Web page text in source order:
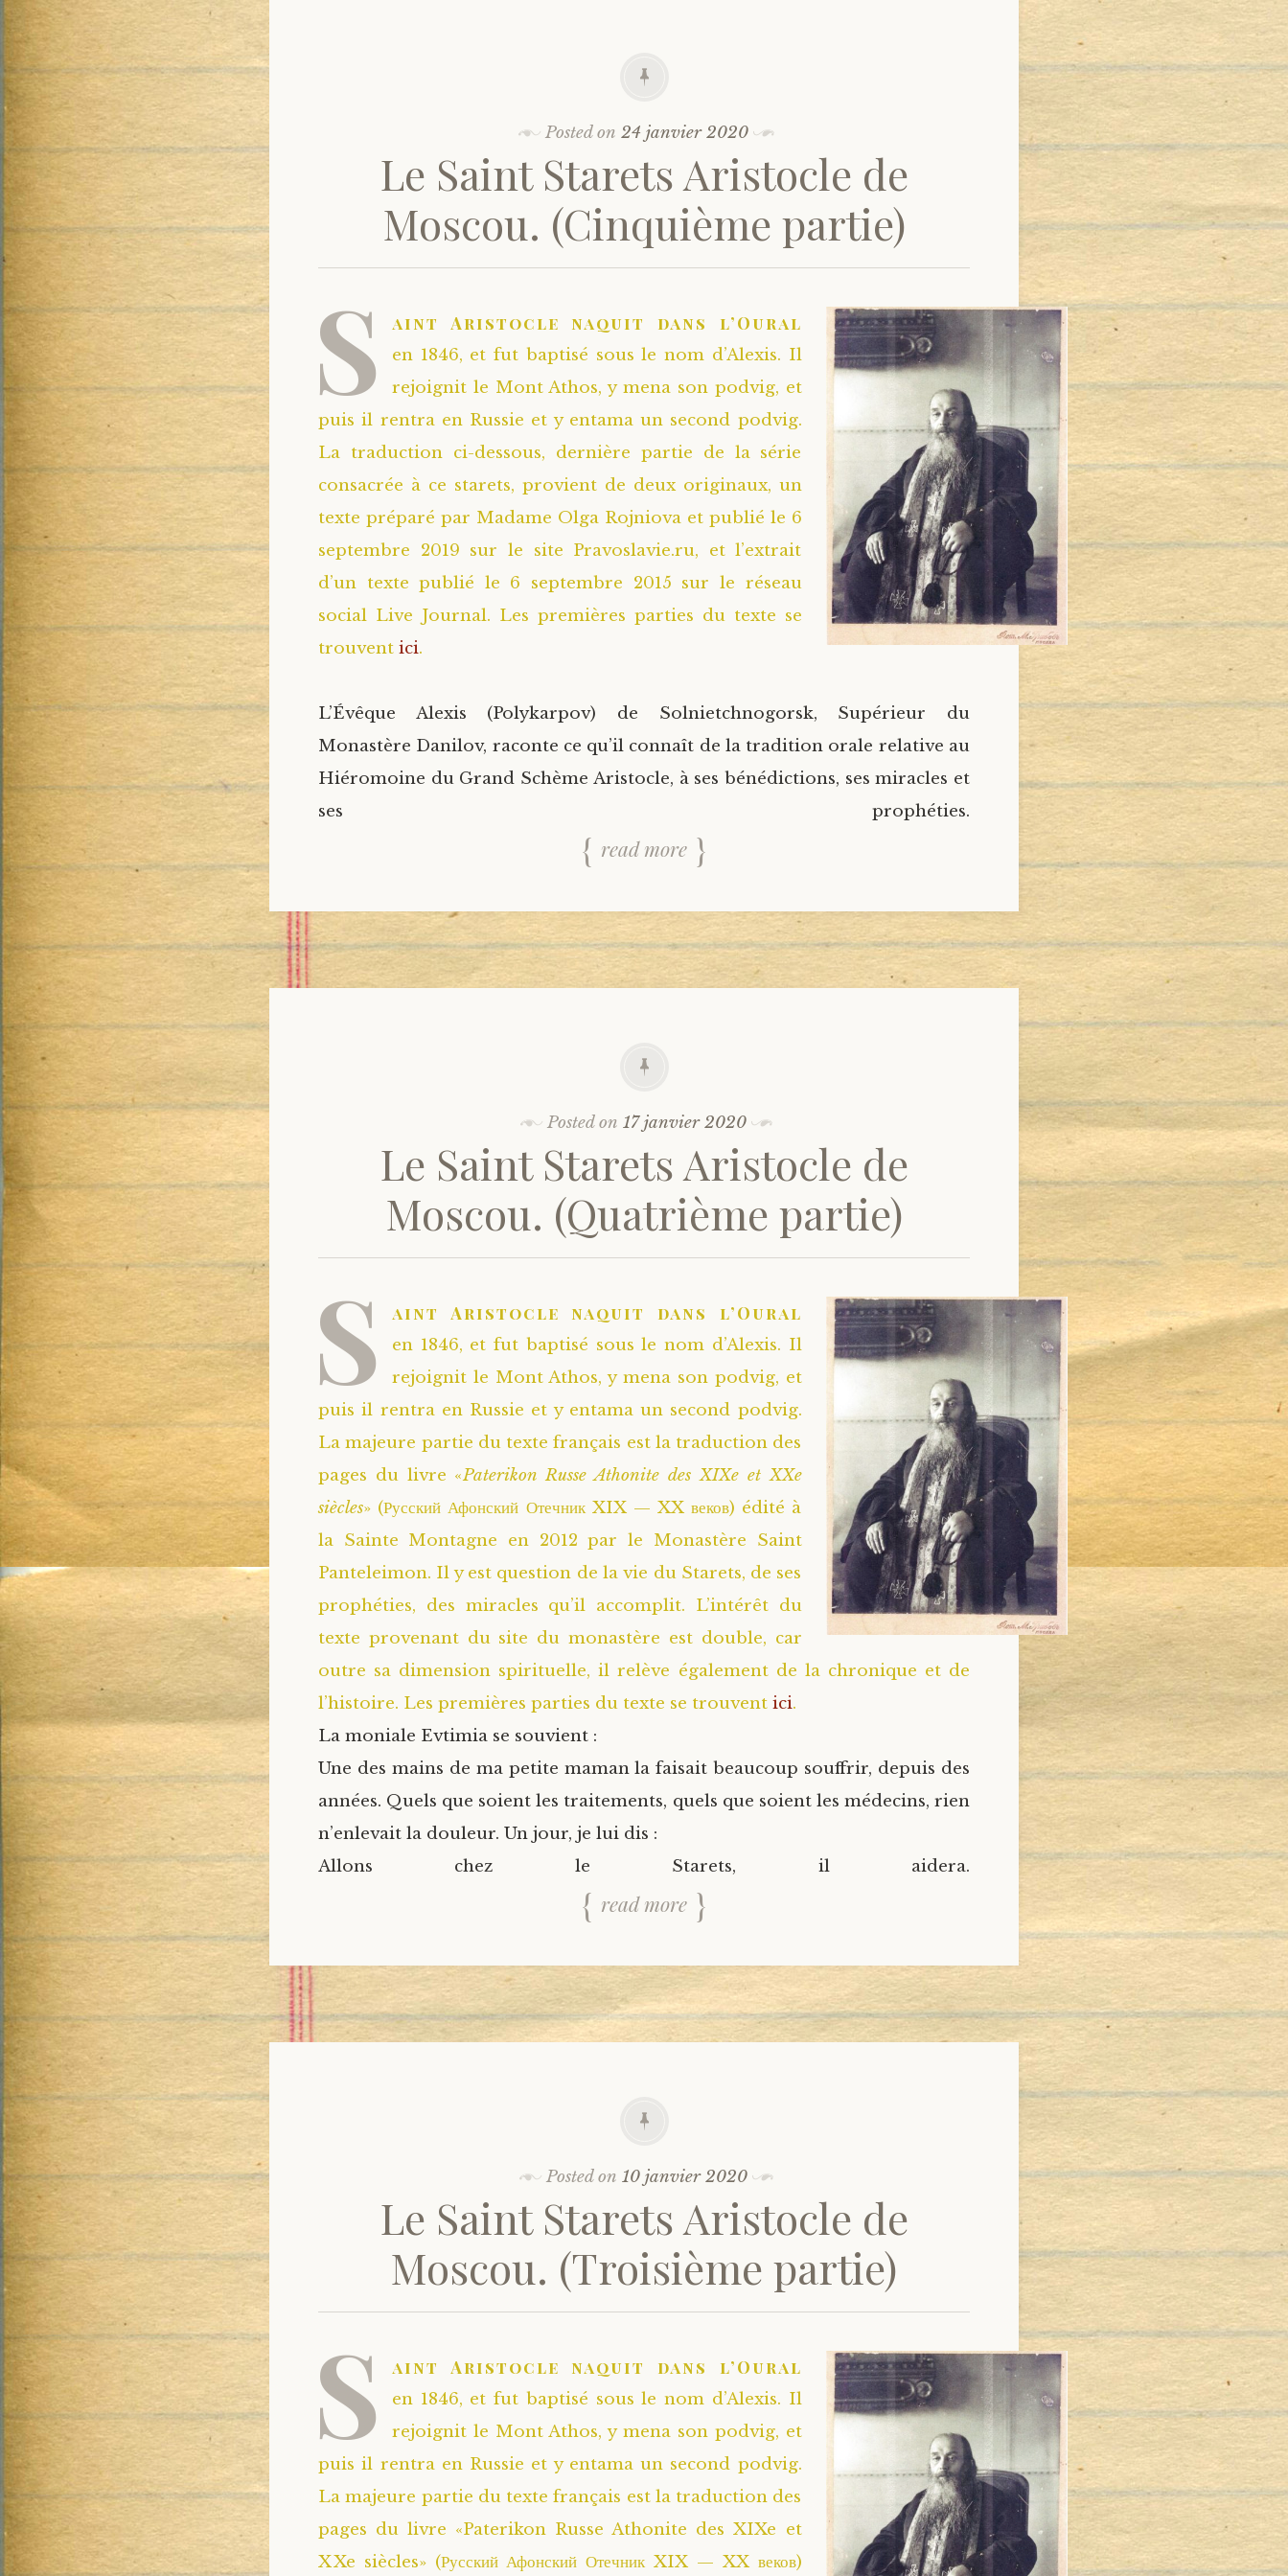
Posted on24 janvier 2020
Le Saint Starets Aristocle de
Moscou. (Cinquième partie)
S aint Aristocle naquit dans l’Oural
en 1846, et fut baptisé sous le nom d’Alexis. Il
rejoignit le Mont Athos, y mena son podvig, et
puis il rentra en Russie et y entama un second podvig.
La traduction ci-dessous, dernière partie de la série
consacrée à ce starets, provient de deux originaux, un
texte préparé par Madame Olga Rojniova et publié le 6
septembre 2019 sur le site Pravoslavie.ru, et l’extrait
d’un texte publié le 6 septembre 2015 sur le réseau
social Live Journal. Les premières parties du texte se
trouvent ici.
L’Évêque Alexis (Polykarpov) de Solnietchnogorsk, Supérieur du
Monastère Danilov, raconte ce qu’il connaît de la tradition orale relative au
Hiéromoine du Grand Schème Aristocle, à ses bénédictions, ses miracles et
ses prophéties.
read more
Posted on17 janvier 2020
Le Saint Starets Aristocle de
Moscou. (Quatrième partie)
S aint Aristocle naquit dans l’Oural
en 1846, et fut baptisé sous le nom d’Alexis. Il
rejoignit le Mont Athos, y mena son podvig, et
puis il rentra en Russie et y entama un second podvig.
La majeure partie du texte français est la traduction des
pages du livre «Paterikon Russe Athonite des XIXe et XXe
siècles» (Русский Афонский Отечник XIX — XX веков) édité à
la Sainte Montagne en 2012 par le Monastère Saint
Panteleimon. Il y est question de la vie du Starets, de ses
prophéties, des miracles qu’il accomplit. L’intérêt du
texte provenant du site du monastère est double, car
outre sa dimension spirituelle, il relève également de la chronique et de
l’histoire. Les premières parties du texte se trouvent ici.
La moniale Evtimia se souvient :
Une des mains de ma petite maman la faisait beaucoup souffrir, depuis des
années. Quels que soient les traitements, quels que soient les médecins, rien
n’enlevait la douleur. Un jour, je lui dis :
Allons chez le Starets, il aidera.
read more
Posted on10 janvier 2020
Le Saint Starets Aristocle de
Moscou. (Troisième partie)
S aint Aristocle naquit dans l’Oural
en 1846, et fut baptisé sous le nom d’Alexis. Il
rejoignit le Mont Athos, y mena son podvig, et
puis il rentra en Russie et y entama un second podvig.
La majeure partie du texte français est la traduction des
pages du livre «Paterikon Russe Athonite des XIXe et
XXe siècles» (Русский Афонский Отечник XIX — XX веков)